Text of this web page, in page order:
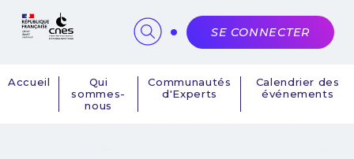
Navigation
Accueil
Qui
sommes-
nous
Communautés
d'Experts
Calendrier des
événements
SE CONNECTER